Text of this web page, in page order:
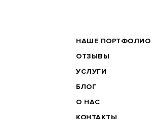
BRANDER
НАШЕ ПОРТФОЛИО
ОТЗЫВЫ
УСЛУГИ
БЛОГ
О НАС
КОНТАКТЫ